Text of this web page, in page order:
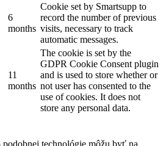
6
months
Cookie set by Smartsupp to
record the number of previous
visits, necessary to track
automatic messages.
11
months
The cookie is set by the
GDPR Cookie Consent plugin
and is used to store whether or
not user has consented to the
use of cookies. It does not
store any personal data.
technológie môžu byť na